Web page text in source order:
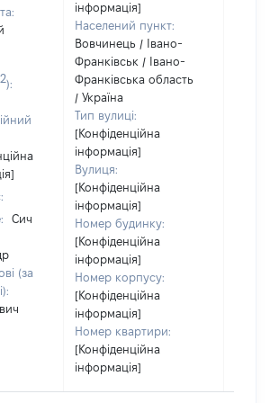
2):
Сич
(за
інформація]
Населений пункт:
Вовчинець / Івано-
Франківськ / Івано-
Франківська область
/ Україна
Тип вулиці:
[Конфіденційна
інформація]
Вулиця:
[Конфіденційна
інформація]
Номер будинку:
[Конфіденційна
інформація]
Номер корпусу:
[Конфіденційна
інформація]
Номер квартири:
[Конфіденційна
інформація]